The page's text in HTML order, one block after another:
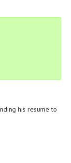
his resume to